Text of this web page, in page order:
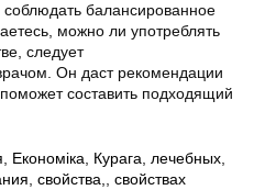
соблюдать балансированное
можно ли употреблять
следует
Он даст рекомендации
составить подходящий
Економіка Курага лечебных
свойства, свойствах